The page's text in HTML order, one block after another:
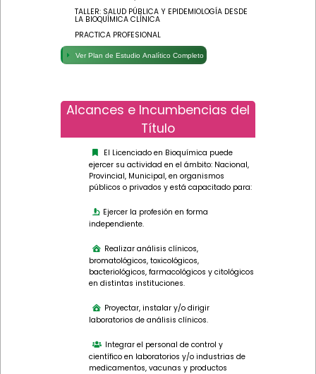
TALLER: SALUD PÚBLICA Y EPIDEMIOLOGÍA DESDE
LA BIOQUÍMICA CLÍNICA
PRACTICA PROFESIONAL
Ver Plan de Estudio Analítico Completo
Alcances e Incumbencias del
Título
El Licenciado en Bioquímica puede
ejercer su actividad en el ámbito: Nacional,
Provincial, Municipal, en organismos
públicos o privados y está capacitado para:
Ejercer la profesión en forma
independiente.
Realizar análisis clínicos,
bromatológicos, toxicológicos,
bacteriológicos, farmacológicos y citológicos
en distintas instituciones.
Proyectar, instalar y/o dirigir
laboratorios de análisis clínicos.
Integrar el personal de control y
científico en laboratorios y/o industrias de
medicamentos, vacunas y productos